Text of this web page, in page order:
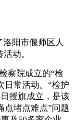
洛阳市偃师区人
。
察院成立的“检
活动。“检护
旗成立，是该
点堵点难点”问题